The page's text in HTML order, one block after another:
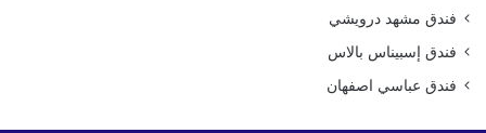
فندق مشهد درويشي
فندق إسبيناس بالاس
فندق عباسي اصفهان